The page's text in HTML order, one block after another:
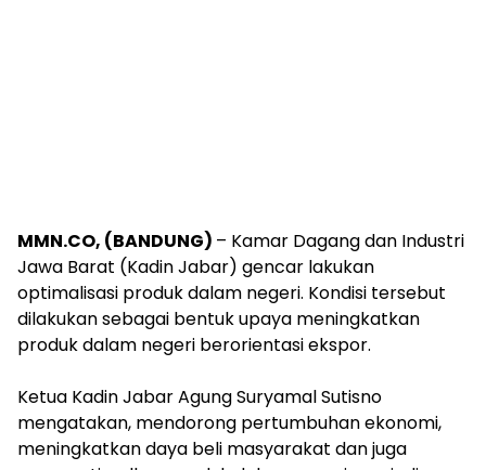
MMN.CO, (BANDUNG) – Kamar Dagang dan Industri
Jawa Barat (Kadin Jabar) gencar lakukan
optimalisasi produk dalam negeri. Kondisi tersebut
dilakukan sebagai bentuk upaya meningkatkan
produk dalam negeri berorientasi ekspor.
Ketua Kadin Jabar Agung Suryamal Sutisno
mengatakan, ‎mendorong pertumbuhan ekonomi,
meningkatkan daya beli masyarakat dan juga